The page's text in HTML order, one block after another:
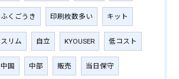
ふくごうき 印刷枚数多い キット
スリム 自立 KYOUSER 低コスト
中国 中部 販売 当日保守